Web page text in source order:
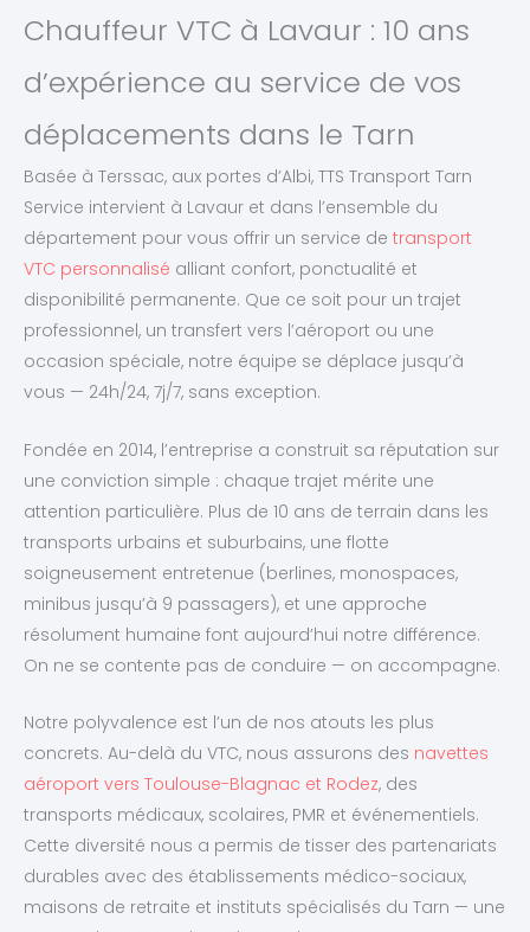
Chauffeur VTC à Lavaur : 10 ans
d’expérience au service de vos
déplacements dans le Tarn
Basée à Terssac, aux portes d’Albi, TTS Transport Tarn
Service intervient à Lavaur et dans l’ensemble du
département pour vous offrir un service de transport
VTC personnalisé alliant confort, ponctualité et
disponibilité permanente. Que ce soit pour un trajet
professionnel, un transfert vers l’aéroport ou une
occasion spéciale, notre équipe se déplace jusqu’à
vous — 24h/24, 7j/7, sans exception.
Fondée en 2014, l’entreprise a construit sa réputation sur
une conviction simple : chaque trajet mérite une
attention particulière. Plus de 10 ans de terrain dans les
transports urbains et suburbains, une flotte
soigneusement entretenue (berlines, monospaces,
minibus jusqu’à 9 passagers), et une approche
résolument humaine font aujourd’hui notre différence.
On ne se contente pas de conduire — on accompagne.
Notre polyvalence est l’un de nos atouts les plus
concrets. Au-delà du VTC, nous assurons des navettes
aéroport vers Toulouse-Blagnac et Rodez, des
transports médicaux, scolaires, PMR et événementiels.
Cette diversité nous a permis de tisser des partenariats
durables avec des établissements médico-sociaux,
maisons de retraite et instituts spécialisés du Tarn — une